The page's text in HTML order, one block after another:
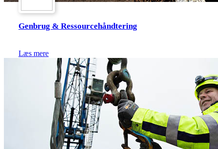
Genbrug & Ressourcehåndtering
Læs mere